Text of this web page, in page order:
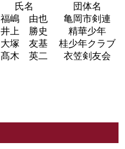
氏名
団体名
福嶋 由也
亀岡市剣連
井上 勝史
精華少年
大塚 友基
桂少年クラブ
髙木 英二
衣笠剣友会